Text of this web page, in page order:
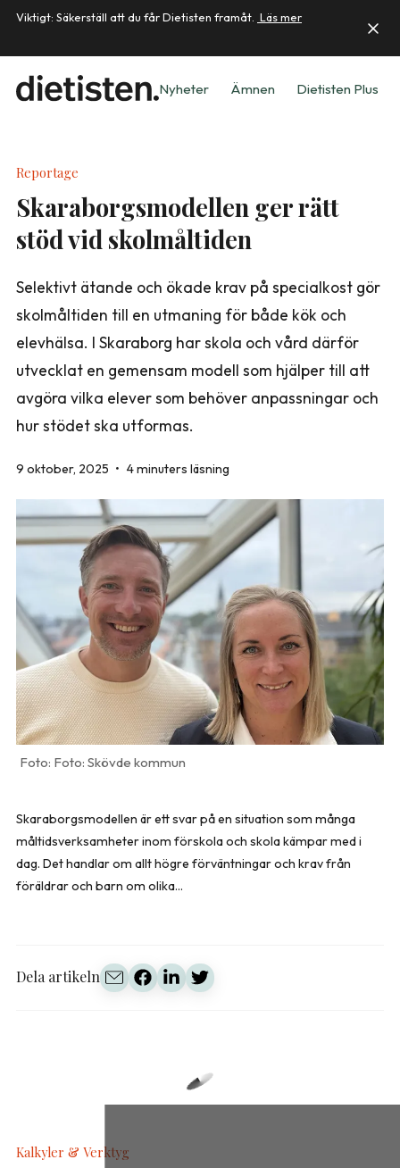
Viktigt: Säkerställ att du får Dietisten framåt. Läs mer
Nyheter Ämnen Dietisten Plus
Reportage
Skaraborgsmodellen ger rätt
stöd vid skolmåltiden
Selektivt ätande och ökade krav på specialkost gör
skolmåltiden till en utmaning för både kök och
elevhälsa. I Skaraborg har skola och vård därför
utvecklat en gemensam modell som hjälper till att
avgöra vilka elever som behöver anpassningar och
hur stödet ska utformas.
9 oktober, 2025 • 4 minuters läsning
Foto: Skövde kommun
Skaraborgsmodellen är ett svar på en situation som många
måltidsverksamheter inom förskola och skola kämpar med i
dag. Det handlar om allt högre förväntningar och krav från
föräldrar och barn om olika...
Dela artikeln
Kalkyler & Verktyg